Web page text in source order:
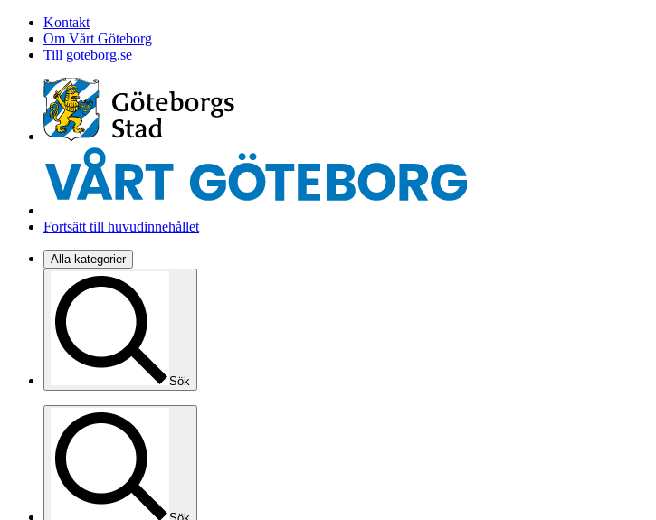
Kontakt
Om Vårt Göteborg
Till goteborg.se
Fortsätt till huvudinnehållet
Alla kategorier
Sök